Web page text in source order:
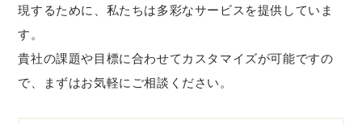
現するために、私たちは多彩なサービスを提供していま
す。
貴社の課題や目標に合わせてカスタマイズが可能ですの
で、まずはお気軽にご相談ください。